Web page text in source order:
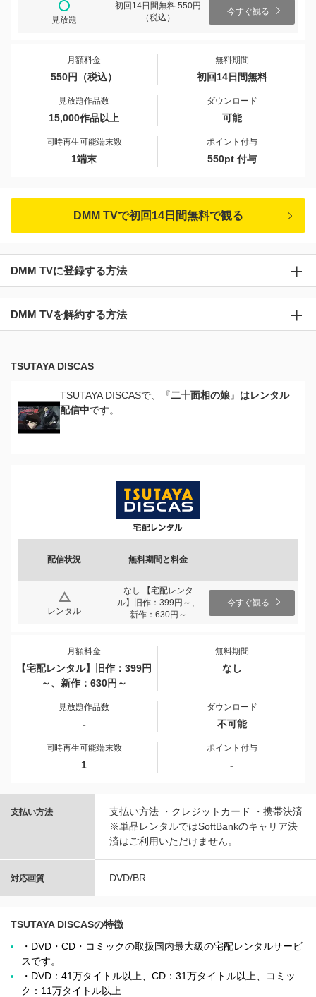
見放題
初回14日間無料 550円
（税込）
今すぐ観る
月額料金
550円（税込）
無料期間
初回14日間無料
見放題作品数
15,000作品以上
ダウンロード
可能
同時再生可能端末数
1端末
ポイント付与
550pt 付与
DMM TVで初回14日間無料で観る
DMM TVに登録する方法
DMM TVを解約する方法
TSUTAYA DISCAS
TSUTAYA DISCASで、『二十面相の娘』 はレンタル
配信中です。
配信状況 無料期間と料金
レンタル
なし 【宅配レンタ
ル】旧作：399円～、
新作：630円～
今すぐ観る
月額料金
【宅配レンタル】旧作：399円
～、新作：630円～
無料期間
なし
見放題作品数
-
ダウンロード
不可能
同時再生可能端末数
1
ポイント付与
-
支払い方法
支払い方法 ・クレジットカード ・携帯決済
※単品レンタルではSoftBankのキャリア決
済はご利用いただけません。
対応画質 DVD/BR
TSUTAYA DISCASの特徴
・DVD・CD・コミックの取扱国内最大級の宅配レンタルサービ
スです。
・DVD：41万タイトル以上、CD：31万タイトル以上、コミッ
ク：11万タイトル以上